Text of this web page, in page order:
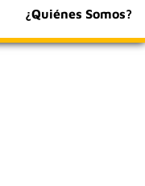
¿Quiénes Somos?